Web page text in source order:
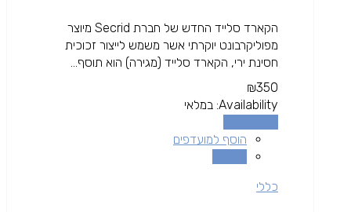
הקארד סלייד החדש של חברת Secrid מיוצר
מפוליקרבונט יוקרתי אשר משמש לייצור זכוכית
חסינת ירי, הקארד סלייד (מגירה) הוא תוסף...
₪350
Availability: במלאי
הוסף למועדפים
כללי